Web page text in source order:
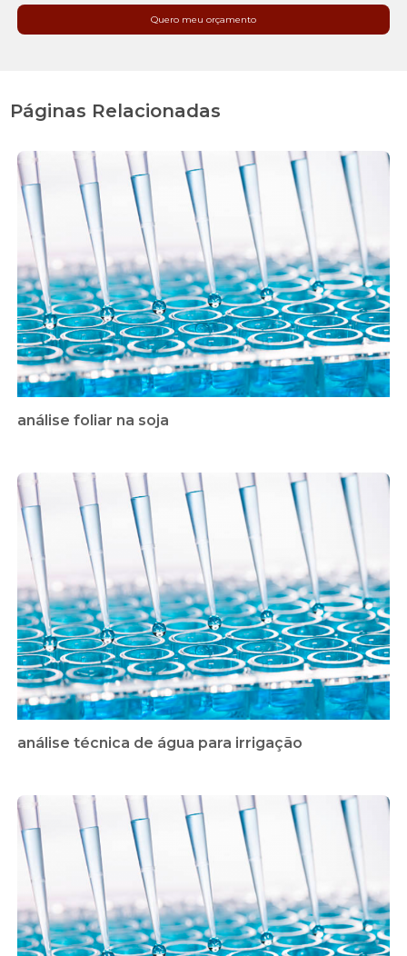
Quero meu orçamento
Páginas Relacionadas
análise foliar na soja
análise técnica de água para irrigação